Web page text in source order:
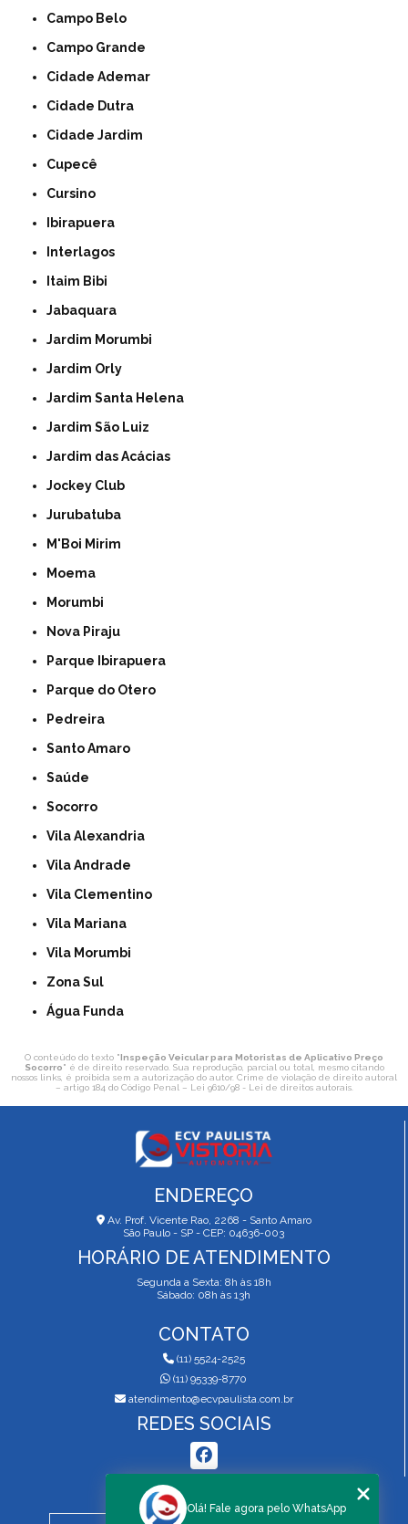
Campo Belo
Campo Grande
Cidade Ademar
Cidade Dutra
Cidade Jardim
Cupecê
Cursino
Ibirapuera
Interlagos
Itaim Bibi
Jabaquara
Jardim Morumbi
Jardim Orly
Jardim Santa Helena
Jardim São Luiz
Jardim das Acácias
Jockey Club
Jurubatuba
M'Boi Mirim
Moema
Morumbi
Nova Piraju
Parque Ibirapuera
Parque do Otero
Pedreira
Santo Amaro
Saúde
Socorro
Vila Alexandria
Vila Andrade
Vila Clementino
Vila Mariana
Vila Morumbi
Zona Sul
Água Funda
O conteúdo do texto "Inspeção Veicular para Motoristas de Aplicativo Preço
Socorro" é de direito reservado. Sua reprodução, parcial ou total, mesmo citando
nossos links, é proibida sem a autorização do autor. Crime de violação de direito autoral
– artigo 184 do Código Penal – Lei 9610/98 - Lei de direitos autorais.
ENDEREÇO
Av. Prof. Vicente Rao, 2268 - Santo Amaro
São Paulo - SP - CEP: 04636-003
HORÁRIO DE ATENDIMENTO
Segunda a Sexta: 8h às 18h
Sábado: 08h às 13h
CONTATO
(11) 5524-2525
(11) 95339-8770
atendimento@ecvpaulista.com.br
REDES SOCIAIS
MENU
Olá! Fale agora pelo WhatsApp